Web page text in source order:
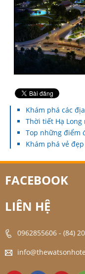
Khám phá các
Thời tiết Hạ
Top những điểm
Khám phá vẻ
FACEBOOK
LIÊN HỆ
0962855606 - (84)